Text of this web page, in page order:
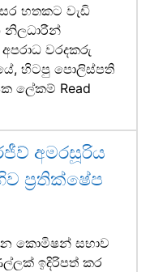
හතකට වැඩි
නිලධාරීන්
වරදකරු
හිටපු පොලිස්පති
ලේකම් Read
අමරසූරිය
ප්‍රතික්ෂේප
කොමිෂන් සභාව
ඉදිරිපත් කර